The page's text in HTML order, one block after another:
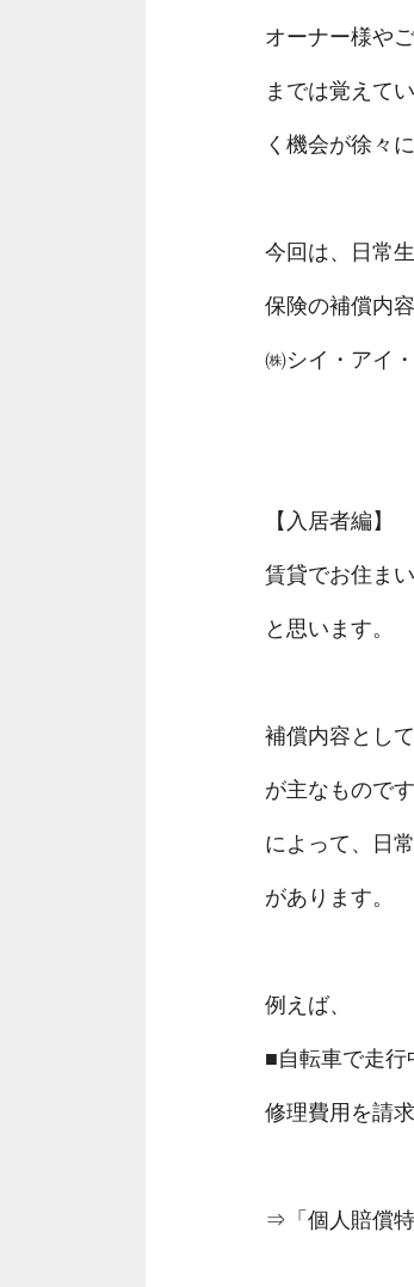
オーナー様や
までは覚えて
く機会が徐々
今回は、日常
保険の補償内
㈱シイ・アイ
【入居者編】
賃貸でお住ま
と思います。
補償内容とし
が主なもので
によって、日
があります。
例えば、
■自転車で走行
修理費用を請
⇒「個人賠償